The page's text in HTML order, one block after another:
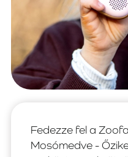
Fedezze fel a
Mosómedve -